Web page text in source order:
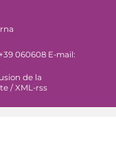
060608 E-mail:
de la
/ XML-rss